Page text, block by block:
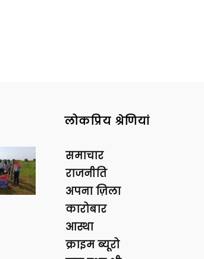
लोकप्रिय श्रेणियां
समाचार
राजनीति
अपना ज़िला
कारोबार
आस्था
क्राइम ब्यूरो